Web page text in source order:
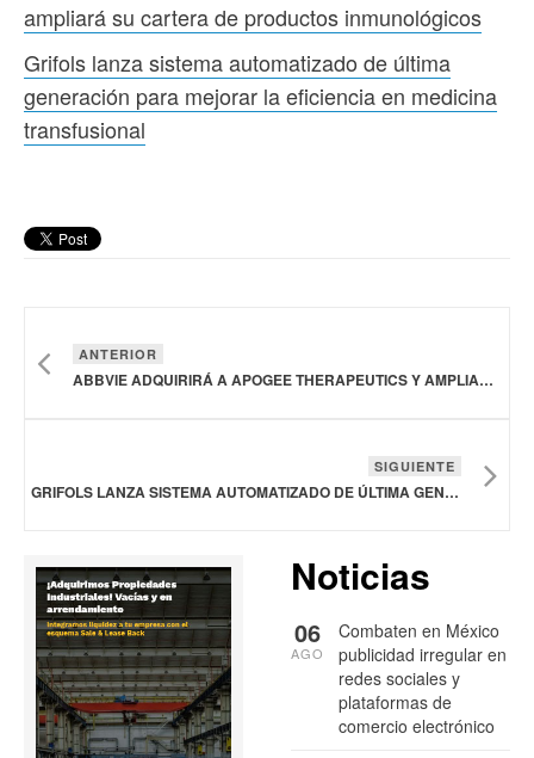
ampliará su cartera de productos inmunológicos
Grifols lanza sistema automatizado de última
generación para mejorar la eficiencia en medicina
transfusional
ANTERIOR
ABBVIE ADQUIRIRÁ A APOGEE THERAPEUTICS Y AMPLIARÁ SU CARTERA DE PRODUCTOS INMUNOLÓGICOS
SIGUIENTE
GRIFOLS LANZA SISTEMA AUTOMATIZADO DE ÚLTIMA GENERACIÓN PARA MEJORAR LA EFICIENCIA EN MEDICINA TRANSFUSIONAL
Noticias
Combaten en México
publicidad irregular en
redes sociales y
plataformas de
comercio electrónico
06
AGO